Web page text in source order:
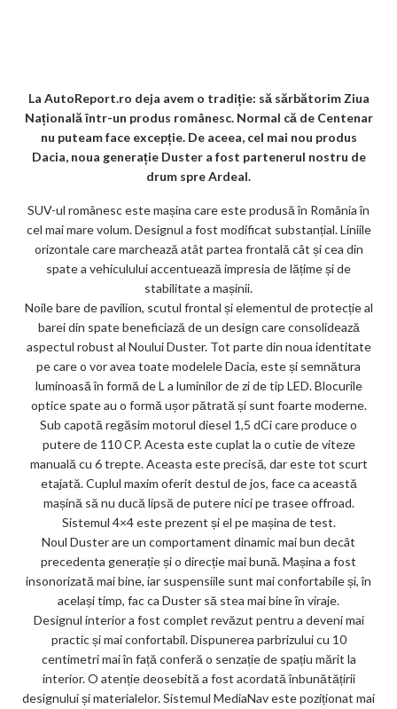
o
o
k
m
ar
ks
La AutoReport.ro deja avem o tradiție: să sărbătorim Ziua
Națională într-un produs românesc. Normal că de Centenar
nu puteam face excepție. De aceea, cel mai nou produs
Dacia, noua generație Duster a fost partenerul nostru de
drum spre Ardeal.
SUV-ul românesc este mașina care este produsă în România în
cel mai mare volum. Designul a fost modificat substanțial. Liniile
orizontale care marchează atât partea frontală cât și cea din
spate a vehiculului accentuează impresia de lățime și de
stabilitate a mașinii.
Noile bare de pavilion, scutul frontal și elementul de protecție al
barei din spate beneficiază de un design care consolidează
aspectul robust al Noului Duster. Tot parte din noua identitate
pe care o vor avea toate modelele Dacia, este și semnătura
luminoasă în formă de L a luminilor de zi de tip LED. Blocurile
optice spate au o formă ușor pătrată și sunt foarte moderne.
Sub capotă regăsim motorul diesel 1,5 dCi care produce o
putere de 110 CP. Acesta este cuplat la o cutie de viteze
manuală cu 6 trepte. Aceasta este precisă, dar este tot scurt
etajată. Cuplul maxim oferit destul de jos, face ca această
mașină să nu ducă lipsă de putere nici pe trasee offroad.
Sistemul 4×4 este prezent și el pe mașina de test.
Noul Duster are un comportament dinamic mai bun decât
precedenta generație și o direcție mai bună. Mașina a fost
insonorizată mai bine, iar suspensiile sunt mai confortabile și, în
același timp, fac ca Duster să stea mai bine în viraje.
Designul interior a fost complet revăzut pentru a deveni mai
practic și mai confortabil. Dispunerea parbrizului cu 10
centimetri mai în față conferă o senzație de spațiu mărit la
interior. O atenție deosebită a fost acordată înbunătățirii
designului și materialelor. Sistemul MediaNav este poziționat mai